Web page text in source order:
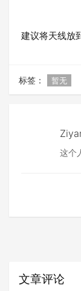
建议将天线放
标签： 暂无
这个
文章评论